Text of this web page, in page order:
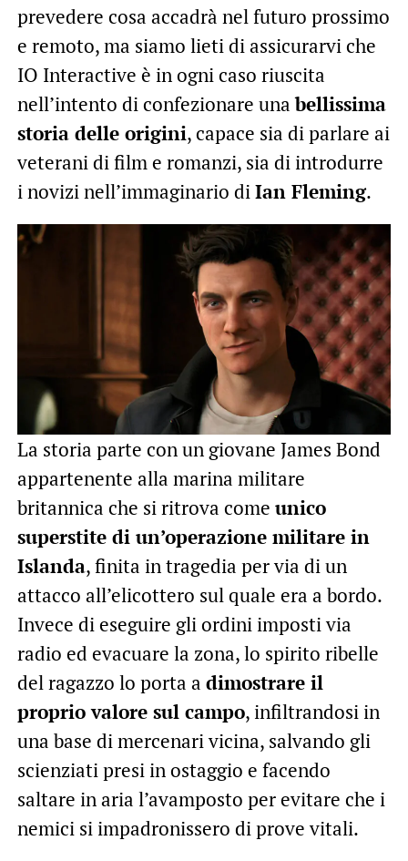
prevedere cosa accadrà nel futuro prossimo
e remoto, ma siamo lieti di assicurarvi che
IO Interactive è in ogni caso riuscita
nell’intento di confezionare unabellissima
storia delle origini, capace sia di parlare ai
veterani di film e romanzi, sia di introdurre
i novizi nell’immaginario diIan Fleming.
La storia parte con un giovane James Bond
appartenente alla marina militare
britannica che si ritrova come unico
superstite di un’operazione militare in
Islanda, finita in tragedia per via di un
attacco all’elicottero sul quale era a bordo.
Invece di eseguire gli ordini imposti via
radio ed evacuare la zona, lo spirito ribelle
del ragazzo lo porta a dimostrare il
proprio valore sul campo, infiltrandosi in
una base di mercenari vicina, salvando gli
scienziati presi in ostaggio e facendo
saltare in aria l’avamposto per evitare che i
nemici si impadronissero di prove vitali.